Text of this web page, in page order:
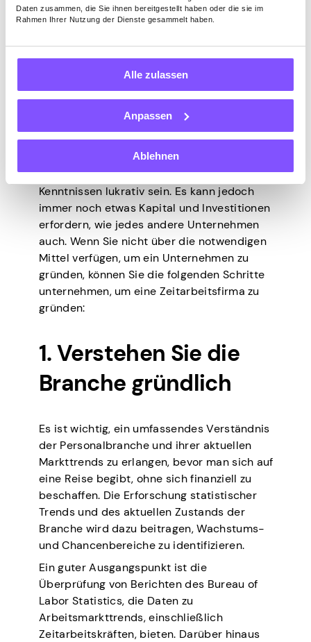
Daten zusammen, die Sie ihnen bereitgestellt haben oder die sie im
Rahmen Ihrer Nutzung der Dienste gesammelt haben.
Alle zulassen
Anpassen
Ablehnen
Notwendige Schritte,
um eine
Zeitarbeitsfirma ohne
Geld zu gründen
Die Gründung einer Zeitarbeitsfirma kann
mit den richtigen Fähigkeiten und
Kenntnissen lukrativ sein. Es kann jedoch
immer noch etwas Kapital und Investitionen
erfordern, wie jedes andere Unternehmen
auch. Wenn Sie nicht über die notwendigen
Mittel verfügen, um ein Unternehmen zu
gründen, können Sie die folgenden Schritte
unternehmen, um eine Zeitarbeitsfirma zu
gründen:
1. Verstehen Sie die
Branche gründlich
Es ist wichtig, ein umfassendes Verständnis
der Personalbranche und ihrer aktuellen
Markttrends zu erlangen, bevor man sich auf
eine Reise begibt, ohne sich finanziell zu
beschaffen. Die Erforschung statistischer
Trends und des aktuellen Zustands der
Branche wird dazu beitragen, Wachstums-
und Chancenbereiche zu identifizieren.
Ein guter Ausgangspunkt ist die
Überprüfung von Berichten des Bureau of
Labor Statistics, die Daten zu
Arbeitsmarkttrends, einschließlich
Zeitarbeitskräften, bieten. Darüber hinaus